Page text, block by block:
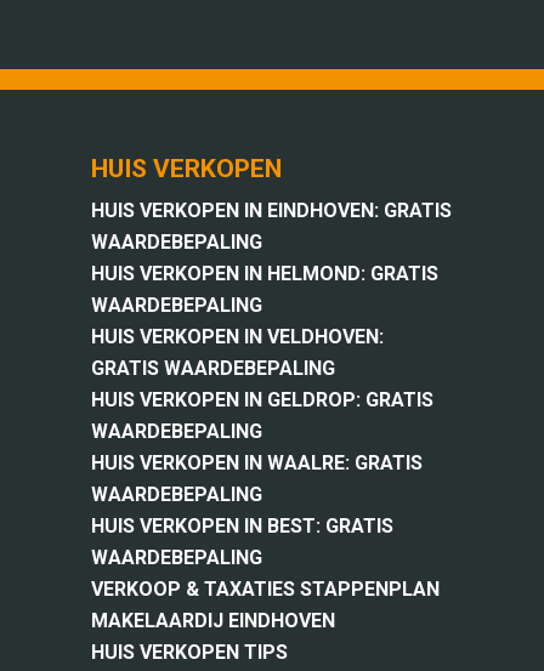
HUIS VERKOPEN
HUIS VERKOPEN IN EINDHOVEN: GRATIS
WAARDEBEPALING
HUIS VERKOPEN IN HELMOND: GRATIS
WAARDEBEPALING
HUIS VERKOPEN IN VELDHOVEN:
GRATIS WAARDEBEPALING
HUIS VERKOPEN IN GELDROP: GRATIS
WAARDEBEPALING
HUIS VERKOPEN IN WAALRE: GRATIS
WAARDEBEPALING
HUIS VERKOPEN IN BEST: GRATIS
WAARDEBEPALING
VERKOOP & TAXATIES STAPPENPLAN
MAKELAARDIJ EINDHOVEN
HUIS VERKOPEN TIPS